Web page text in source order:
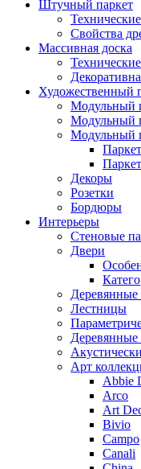
Штучный паркет
Свойства
Массивная доска
Художественный
Модульный
Модульный
Модульный
Декоры
Розетки
Бордюры
Интерьеры
Стеновые
Двери
Деревянные
Лестницы
Деревянные
Арт
Abbie
Arco
Art
Bivio
Campo
Canali